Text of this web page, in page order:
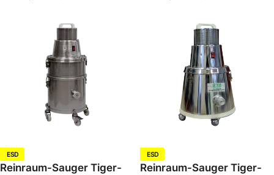
ESD
Reinraum-Sauger Tiger-
ESD
Reinraum-Sauger Tiger-